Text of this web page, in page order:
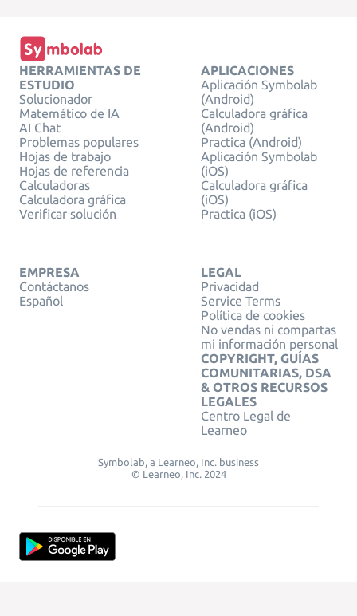
HERRAMIENTAS DE
ESTUDIO
Solucionador
Matemático de IA
AI Chat
Problemas populares
Hojas de trabajo
Hojas de referencia
Calculadoras
Calculadora gráfica
Verificar solución
APLICACIONES
Aplicación Symbolab
(Android)
Calculadora gráfica
(Android)
Practica (Android)
Aplicación Symbolab
(iOS)
Calculadora gráfica
(iOS)
Practica (iOS)
EMPRESA
Contáctanos
Español
LEGAL
Privacidad
Service Terms
Política de cookies
No vendas ni compartas
mi información personal
COPYRIGHT, GUÍAS
COMUNITARIAS, DSA
& OTROS RECURSOS
LEGALES
Centro Legal de
Learneo
Symbolab, a Learneo, Inc. business
© Learneo, Inc. 2024